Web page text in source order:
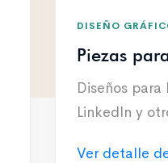
DISEÑO
Piezas
Diseños
LinkedIn y
Ver detalle